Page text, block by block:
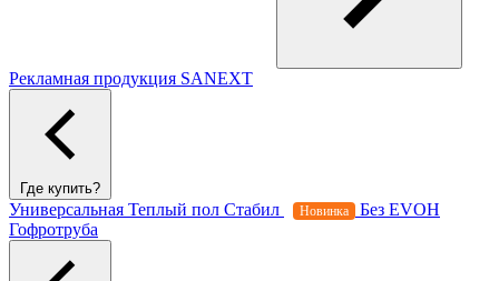
Рекламная продукция SANEXT
Где купить?
Универсальная Теплый пол Стабил Новинка
Без EVOH
Гофротруба